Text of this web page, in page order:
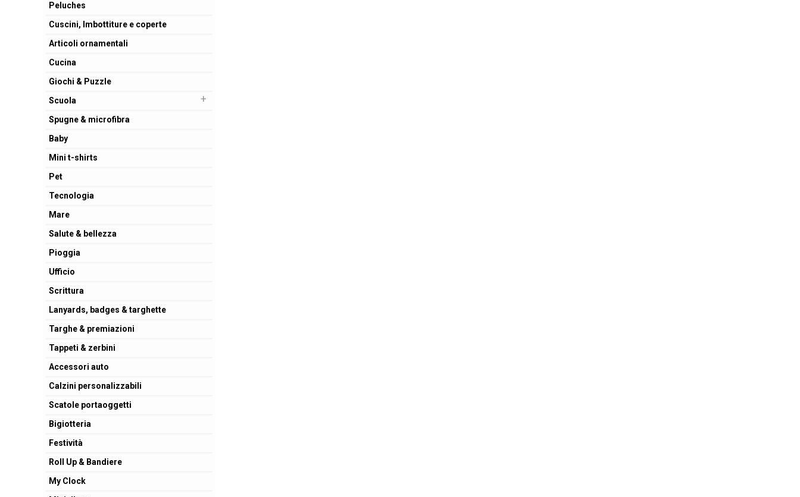
Peluches
Cuscini, Imbottiture e coperte
Articoli ornamentali
Cucina
Giochi & Puzzle
Scuola
+
Spugne & microfibra
Baby
Mini t-shirts
Pet
Tecnologia
Mare
Salute & bellezza
Pioggia
Ufficio
Scrittura
Lanyards, badges & targhette
Targhe & premiazioni
Tappeti & zerbini
Accessori auto
Calzini personalizzabili
Scatole portaoggetti
Bigiotteria
Festività
Roll Up & Bandiere
My Clock